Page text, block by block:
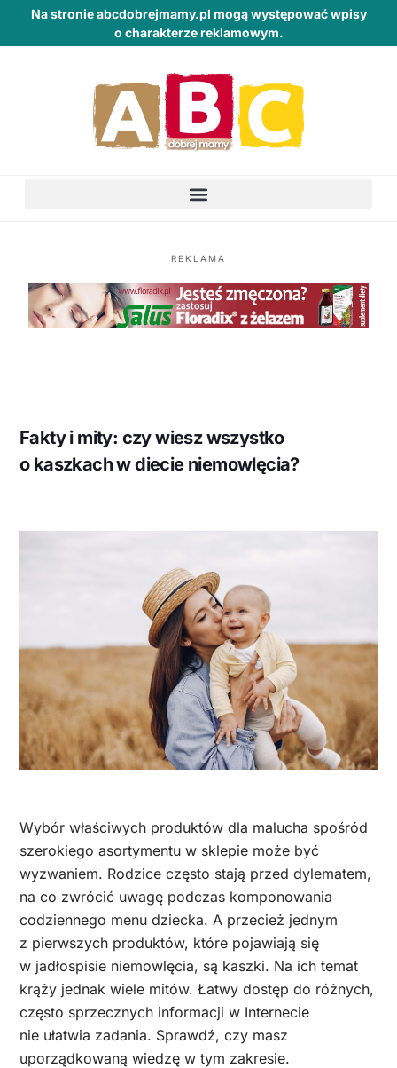
Na stronie abcdobrejmamy.pl mogą występować wpisy
o charakterze reklamowym.
REKLAMA
Fakty i mity: czy wiesz wszystko
o kaszkach w diecie niemowlęcia?
Wybór właściwych produktów dla malucha spośród
szerokiego asortymentu w sklepie może być
wyzwaniem. Rodzice często stają przed dylematem,
na co zwrócić uwagę podczas komponowania
codziennego menu dziecka. A przecież jednym
z pierwszych produktów, które pojawiają się
w jadłospisie niemowlęcia, są kaszki. Na ich temat
krąży jednak wiele mitów. Łatwy dostęp do różnych,
często sprzecznych informacji w Internecie
nie ułatwia zadania. Sprawdź, czy masz
uporządkowaną wiedzę w tym zakresie.